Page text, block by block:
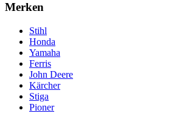
Merken
Stihl
Honda
Yamaha
Ferris
John Deere
Kärcher
Stiga
Pioner